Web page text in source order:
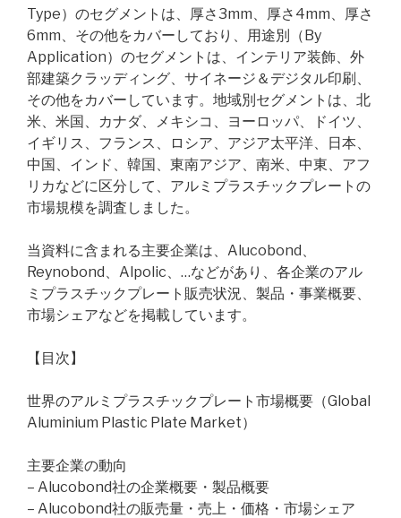
Type）のセグメントは、厚さ3mm、厚さ4mm、厚さ
6mm、その他をカバーしており、用途別（By
Application）のセグメントは、インテリア装飾、外
部建築クラッディング、サイネージ＆デジタル印刷、
その他をカバーしています。地域別セグメントは、北
米、米国、カナダ、メキシコ、ヨーロッパ、ドイツ、
イギリス、フランス、ロシア、アジア太平洋、日本、
中国、インド、韓国、東南アジア、南米、中東、アフ
リカなどに区分して、アルミプラスチックプレートの
市場規模を調査しました。
当資料に含まれる主要企業は、Alucobond、
Reynobond、Alpolic、…などがあり、各企業のアル
ミプラスチックプレート販売状況、製品・事業概要、
市場シェアなどを掲載しています。
【目次】
世界のアルミプラスチックプレート市場概要（Global
Aluminium Plastic Plate Market）
主要企業の動向
– Alucobond社の企業概要・製品概要
– Alucobond社の販売量・売上・価格・市場シェア